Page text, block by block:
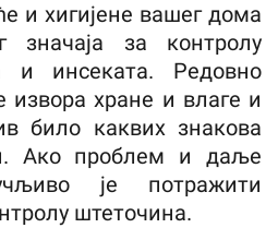
и хигијене вашег дома
значаја за контролу
и инсеката. Редовно
хране и влаге и
било каквих знакова
Ако проблем и даље
је потражити
штеточина.